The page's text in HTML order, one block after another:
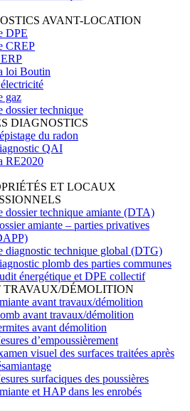
AVANT-LOCATION
DPE
CREP
loi Boutin
gaz
dossier technique
DIAGNOSTICS
du radon
QAI
RE2020
ET LOCAUX
dossier technique amiante (DTA)
amiante – parties privatives
diagnostic technique global (DTG)
plomb des parties communes
énergétique et DPE collectif
TRAVAUX/DÉMOLITION
avant travaux/démolition
avant travaux/démolition
avant démolition
d’empoussièrement
visuel des surfaces traitées après
surfaciques des poussières
et HAP dans les enrobés